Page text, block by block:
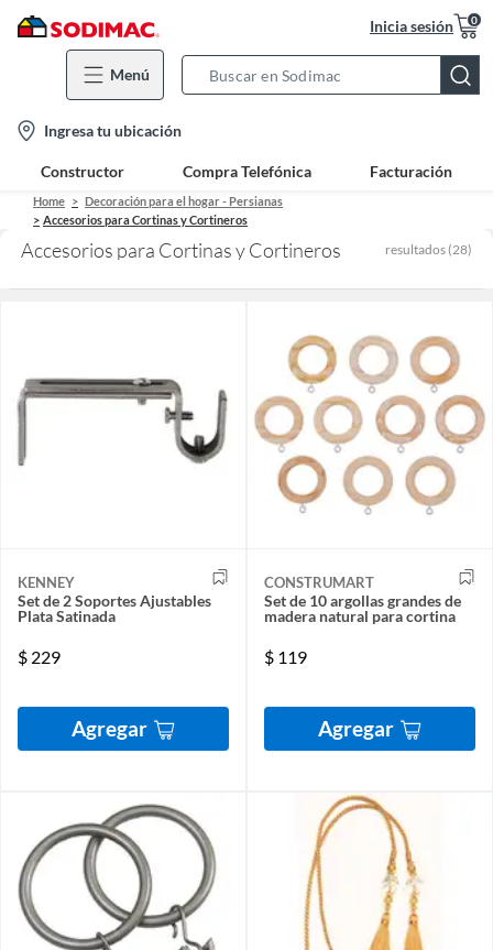
Inicia sesión 0
Menú
Bar
location-
icon
Ingresa tu ubicación
Constructor Compra Telefónica Facturación
Home
Decoración para el hogar - Persianas
Accesorios para Cortinas y Cortineros
Accesorios para Cortinas y Cortineros resultados (28)
KENNEY
Set de 2 Soportes Ajustables
Plata Satinada
$ 229
Agregar
CONSTRUMART
Set de 10 argollas grandes de
madera natural para cortina
$ 119
Agregar